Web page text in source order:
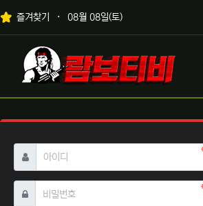
상단 네비
즐겨찾기 08월 08일(토)
메인 메뉴
로고
아이디 필수
비밀번호필수